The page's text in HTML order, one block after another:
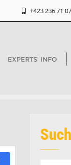
+423 236 71 07
EXPERTS‘ INFO